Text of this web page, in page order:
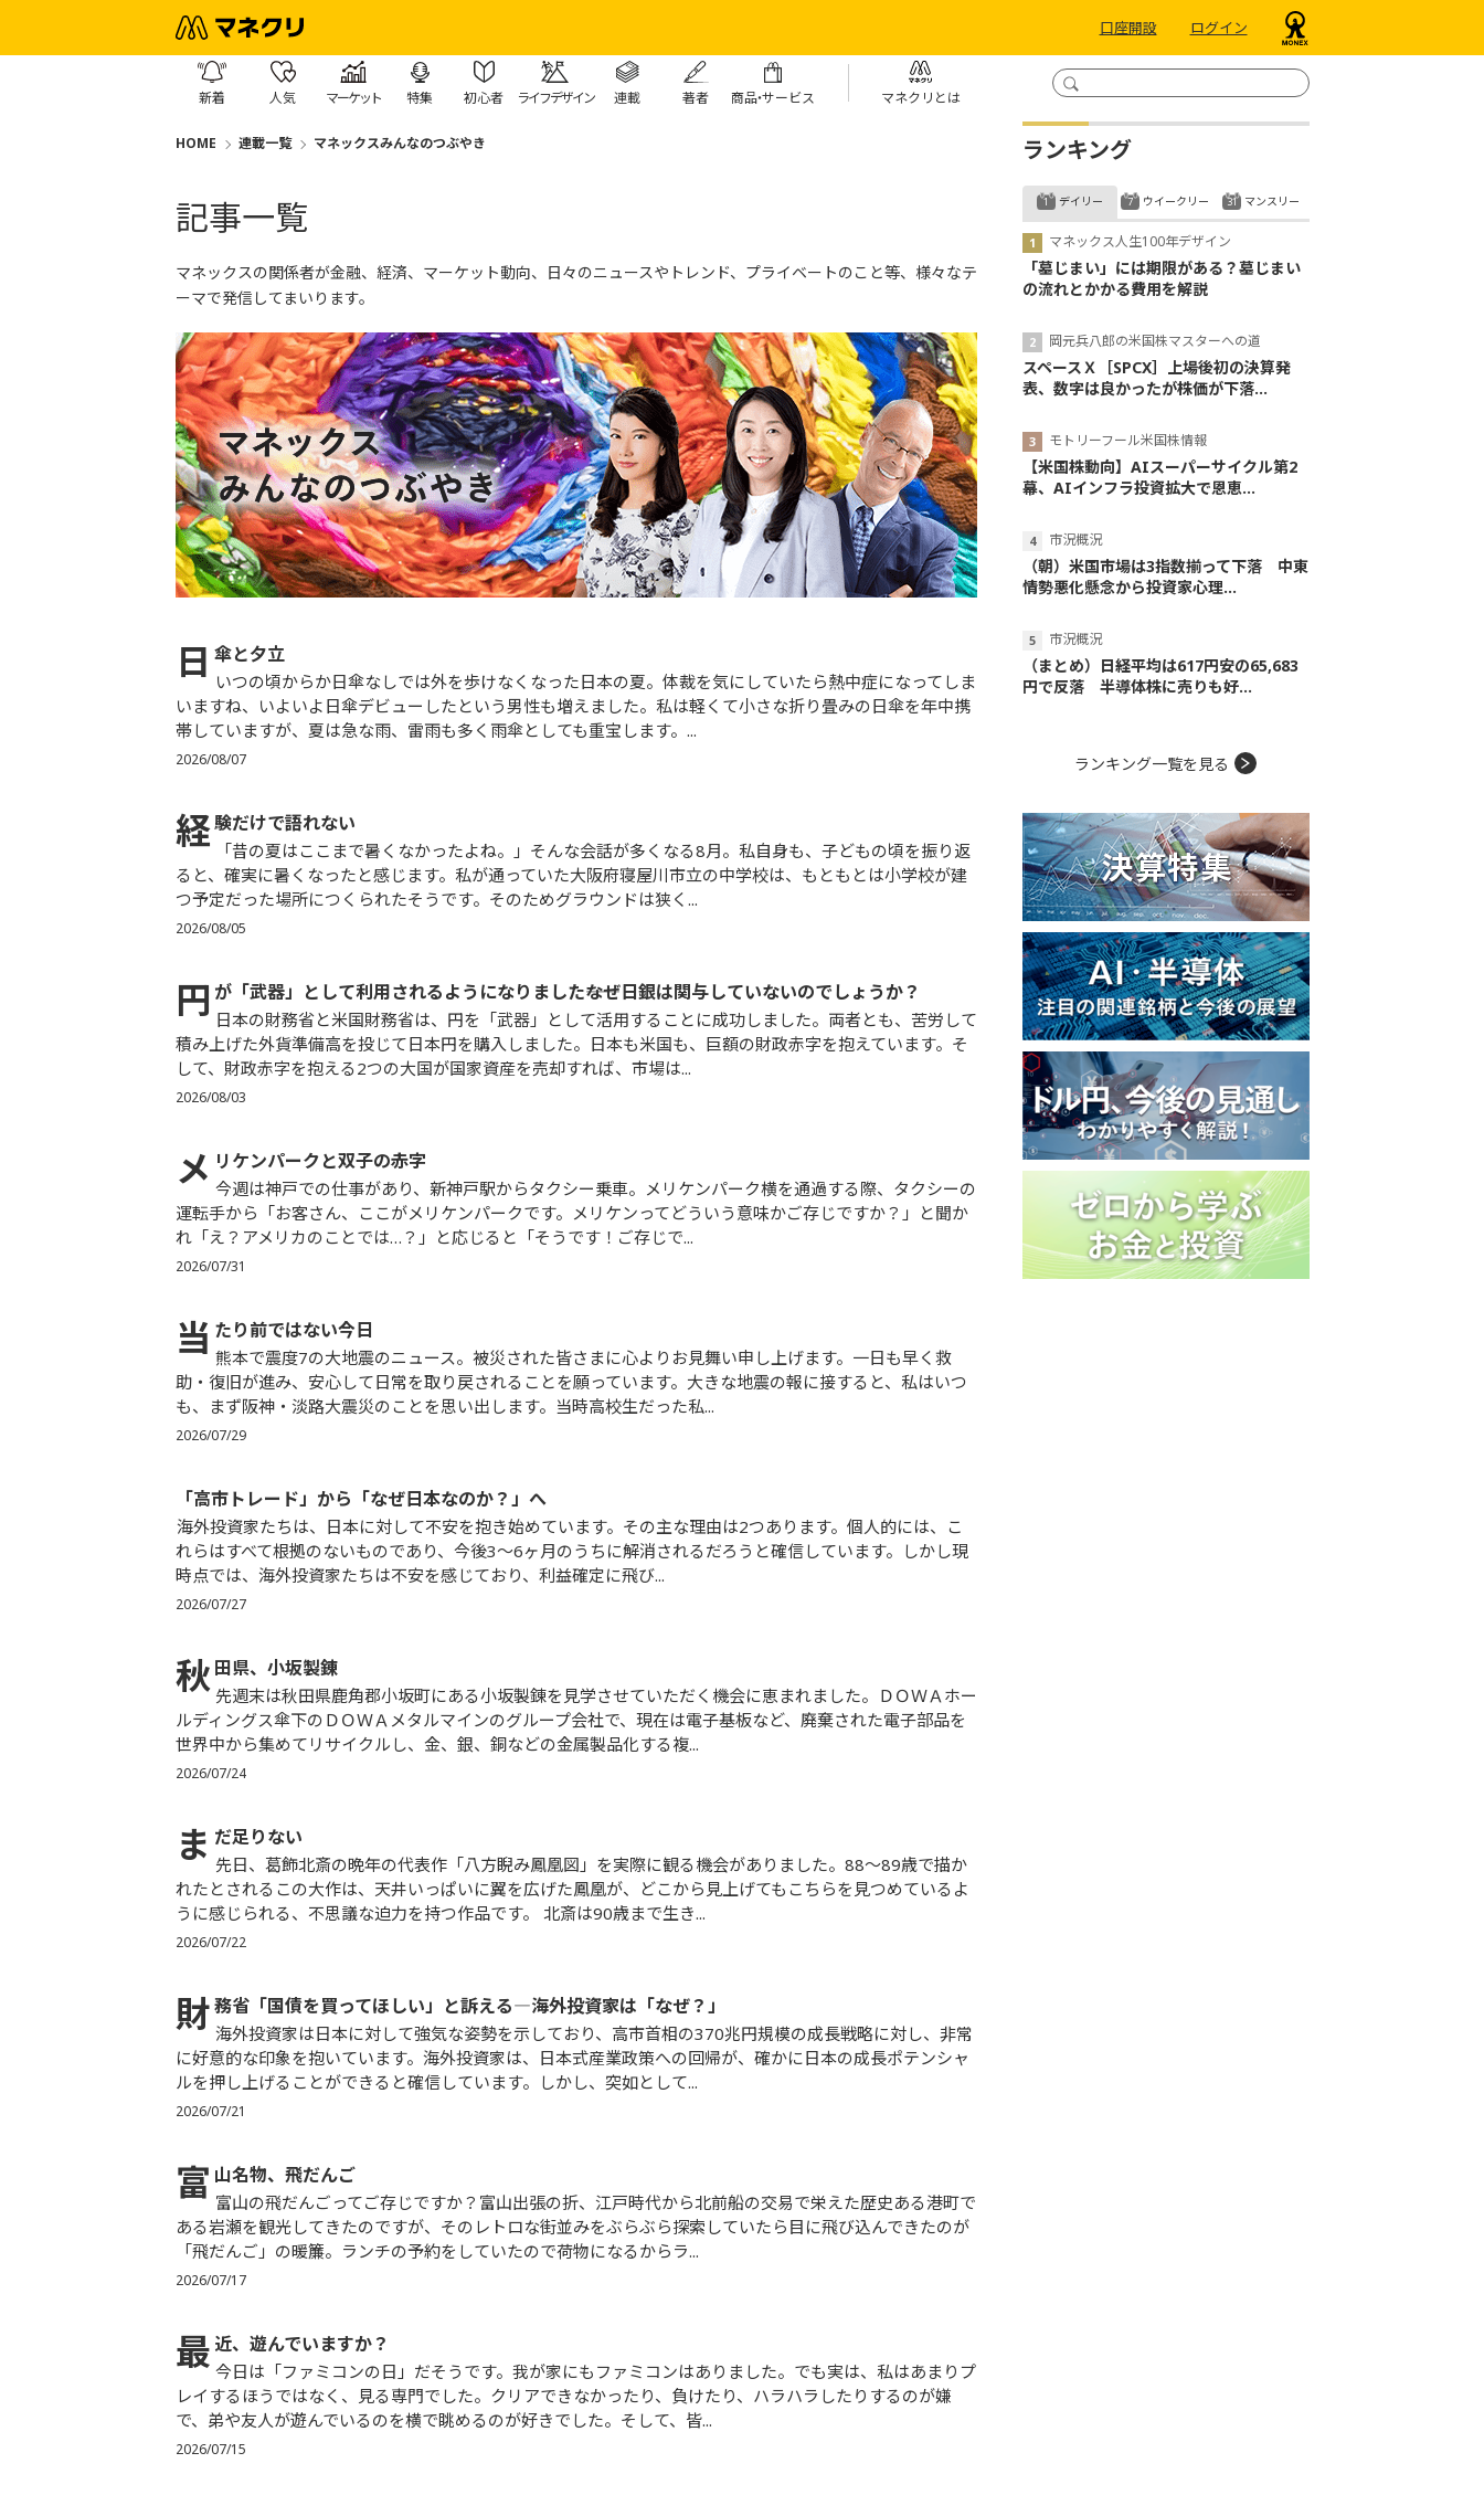
口座開設 ログイン
新着 人気 マーケット 特集 初心者 ライフデザイン 連載 著者 商品・サービス マネクリとは
HOME 連載一覧 マネックスみんなのつぶやき
記事一覧
マネックスの関係者が金融、経済、マーケット動向、日々のニュースやトレンド、プライベートのこと等、様々なテ
ーマで発信してまいります。
日 傘と夕立
いつの頃からか日傘なしでは外を歩けなくなった日本の夏。体裁を気にしていたら熱中症になってしま
いますね、いよいよ日傘デビューしたという男性も増えました。私は軽くて小さな折り畳みの日傘を年中携
帯していますが、夏は急な雨、雷雨も多く雨傘としても重宝します。...
2026/08/07
経験だけで語れない
「昔の夏はここまで暑くなかったよね。」そんな会話が多くなる8月。私自身も、子どもの頃を振り返
ると、確実に暑くなったと感じます。私が通っていた大阪府寝屋川市立の中学校は、もともとは小学校が建
つ予定だった場所につくられたそうです。そのためグラウンドは狭く...
2026/08/05
円 が「武器」として利用されるようになりました――なぜ日銀は関与していないのでしょうか？
日本の財務省と米国財務省は、円を「武器」として活用することに成功しました。両者とも、苦労して
積み上げた外貨準備高を投じて日本円を購入しました。日本も米国も、巨額の財政赤字を抱えています。そ
して、財政赤字を抱える2つの大国が国家資産を売却すれば、市場は...
2026/08/03
メ リケンパークと双子の赤字
今週は神戸での仕事があり、新神戸駅からタクシー乗車。メリケンパーク横を通過する際、タクシーの
運転手から「お客さん、ここがメリケンパークです。メリケンってどういう意味かご存じですか？」と聞か
れ「え？アメリカのことでは…？」と応じると「そうです！ご存じで...
2026/07/31
当 たり前ではない今日
熊本で震度7の大地震のニュース。被災された皆さまに心よりお見舞い申し上げます。一日も早く救
助・復旧が進み、安心して日常を取り戻されることを願っています。大きな地震の報に接すると、私はいつ
も、まず阪神・淡路大震災のことを思い出します。当時高校生だった私...
2026/07/29
「高市トレード」から「なぜ日本なのか？」へ
海外投資家たちは、日本に対して不安を抱き始めています。その主な理由は2つあります。個人的には、こ
れらはすべて根拠のないものであり、今後3～6ヶ月のうちに解消されるだろうと確信しています。しかし現
時点では、海外投資家たちは不安を感じており、利益確定に飛び...
2026/07/27
秋 田県、小坂製錬
先週末は秋田県鹿角郡小坂町にある小坂製錬を見学させていただく機会に恵まれました。ＤＯＷＡホー
ルディングス傘下のＤＯＷＡメタルマインのグループ会社で、現在は電子基板など、廃棄された電子部品を
世界中から集めてリサイクルし、金、銀、銅などの金属製品化する複...
2026/07/24
ま だ足りない
先日、葛飾北斎の晩年の代表作「八方睨み鳳凰図」を実際に観る機会がありました。88～89歳で描か
れたとされるこの大作は、天井いっぱいに翼を広げた鳳凰が、どこから見上げてもこちらを見つめているよ
うに感じられる、不思議な迫力を持つ作品です。 北斎は90歳まで生き...
2026/07/22
財務省「国債を買ってほしい」と訴える―海外投資家は「なぜ？」
海外投資家は日本に対して強気な姿勢を示しており、高市首相の370兆円規模の成長戦略に対し、非常
に好意的な印象を抱いています。海外投資家は、日本式産業政策への回帰が、確かに日本の成長ポテンシャ
ルを押し上げることができると確信しています。しかし、突如として...
2026/07/21
富 山名物、飛だんご
富山の飛だんごってご存じですか？富山出張の折、江戸時代から北前船の交易で栄えた歴史ある港町で
ある岩瀬を観光してきたのですが、そのレトロな街並みをぶらぶら探索していたら目に飛び込んできたのが
「飛だんご」の暖簾。ランチの予約をしていたので荷物になるからラ...
2026/07/17
最 近、遊んでいますか？
今日は「ファミコンの日」だそうです。我が家にもファミコンはありました。でも実は、私はあまりプ
レイするほうではなく、見る専門でした。クリアできなかったり、負けたり、ハラハラしたりするのが嫌
で、弟や友人が遊んでいるのを横で眺めるのが好きでした。そして、皆...
2026/07/15
ランキング
デイリー
マネックス人生100年デザイン
「墓じまい」には期限がある？墓じまい
の流れとかかる費用を解説
岡元兵八郎の米国株マスターへの道
スペースＸ［SPCX］上場後初の決算発
表、数字は良かったが株価が下落...
モトリーフール米国株情報
【米国株動向】AIスーパーサイクル第2
幕、AIインフラ投資拡大で恩恵...
市況概況
（朝）米国市場は3指数揃って下落 中東
情勢悪化懸念から投資家心理...
市況概況
（まとめ）日経平均は617円安の65,683
円で反落 半導体株に売りも好...
ウイークリー マンスリー
ランキング一覧を見る